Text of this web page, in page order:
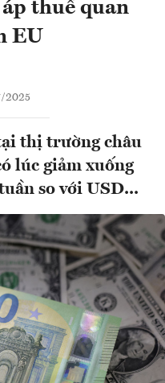
thuế quan
EU
2025
thị trường châu
lúc giảm xuống
so với USD...